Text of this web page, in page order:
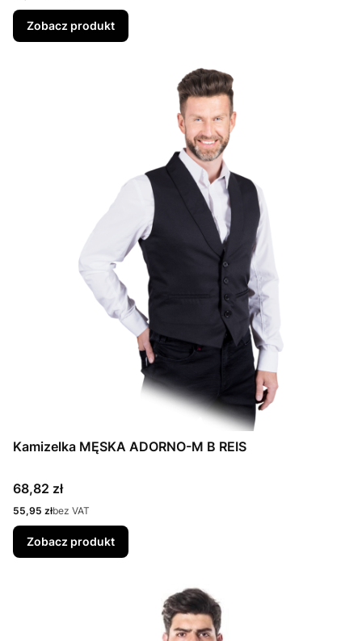
Zobacz produkt
Kamizelka MĘSKA ADORNO-M B REIS
Cena
68,82 zł
Cena
55,95 złbez VAT
Zobacz produkt